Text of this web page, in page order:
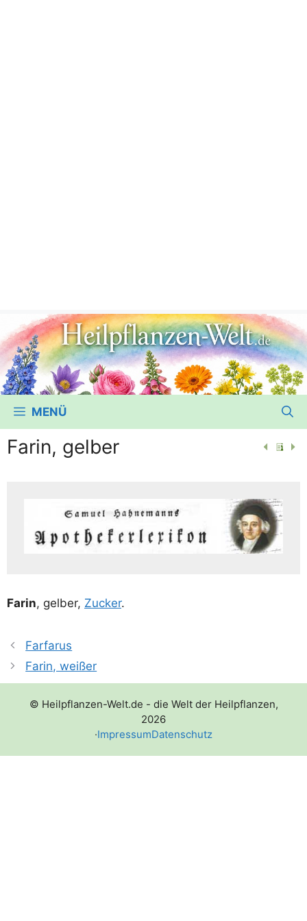
MENÜ
Farin, gelber
Farin, gel­ber, Zucker.
Farfarus
Farin, weißer
© Heilpflanzen-Welt.de - die Welt der Heilpflanzen,
2026
·ImpressumDatenschutz